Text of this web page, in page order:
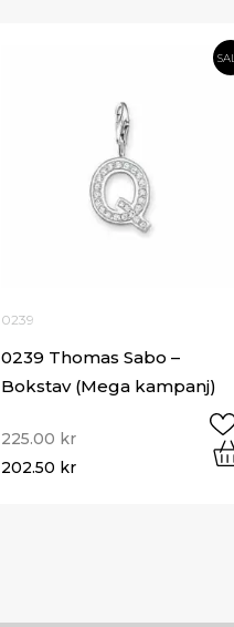
0239
0239 Thomas Sabo –
Bokstav (Mega kampanj)
225.00 kr
202.50 kr